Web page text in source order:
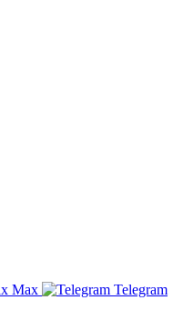
Max
Telegram